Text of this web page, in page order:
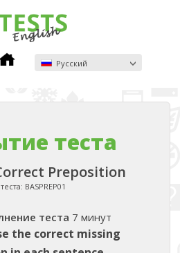
Pусский
теста
Preposition
BASPREP01
теста 7 минут
the correct missing